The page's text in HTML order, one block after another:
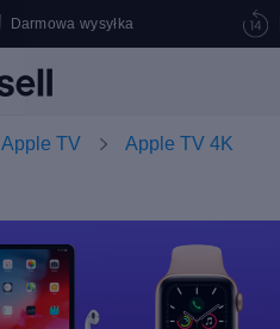
Darmowa wysyłka
Apple TV Apple TV 4K